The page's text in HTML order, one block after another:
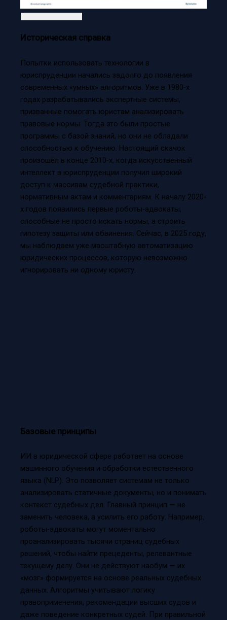
Историческая справка
Попытки использовать технологии в
юриспруденции начались задолго до появления
современных «умных» алгоритмов. Уже в 1980-х
годах разрабатывались экспертные системы,
призванные помогать юристам анализировать
правовые нормы. Тогда это были простые
программы с базой знаний, но они не обладали
способностью к обучению. Настоящий скачок
произошёл в конце 2010-х, когда искусственный
интеллект в юриспруденции получил широкий
доступ к массивам судебной практики,
нормативным актам и комментариям. К началу 2020-
х годов появились первые роботы-адвокаты,
способные не просто искать нормы, а строить
гипотезу защиты или обвинения. Сейчас, в 2025 году,
мы наблюдаем уже масштабную автоматизацию
юридических процессов, которую невозможно
игнорировать ни одному юристу.
Базовые принципы
ИИ в юридической сфере работает на основе
машинного обучения и обработки естественного
языка (NLP). Это позволяет системам не только
анализировать статичные документы, но и понимать
контекст судебных дел. Главный принцип — не
заменить человека, а усилить его работу. Например,
роботы-адвокаты могут моментально
проанализировать тысячи страниц судебных
решений, чтобы найти прецеденты, релевантные
текущему делу. Они не действуют наобум — их
«мозг» формируется на основе реальных судебных
данных. Алгоритмы учитывают логику
правоприменения, рекомендации высших судов и
даже поведение конкретных судей. При правильной